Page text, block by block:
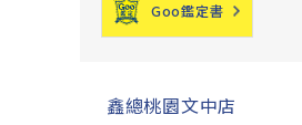
Goo鑑定書
鑫總桃園文中店